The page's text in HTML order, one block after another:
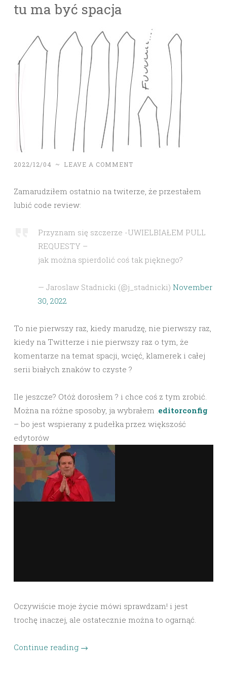
tu ma być spacja
2022/12/04 ~ LEAVE A COMMENT
Zamarudziłem ostatnio na twiterze, że przestałem
lubić code review:
Przyznam się szczerze -UWIELBIAŁEM PULL
REQUESTY –
jak można spierdolić coś tak pięknego?
— Jaroslaw Stadnicki (@j_stadnicki) November
30, 2022
To nie pierwszy raz, kiedy marudzę, nie pierwszy raz,
kiedy na Twitterze i nie pierwszy raz o tym, że
komentarze na temat spacji, wcięć, klamerek i całej
serii białych znaków to czyste ?
Ile jeszcze? Otóż dorosłem ? i chce coś z tym zrobić.
Można na różne sposoby, ja wybrałem . editorconfig
– bo jest wspierany z pudełka przez większość
edytorów
Oczywiście moje życie mówi sprawdzam! i jest
trochę inaczej, ale ostatecznie można to ogarnąć.
Continue reading →